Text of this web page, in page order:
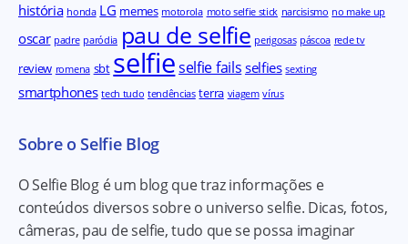
história honda LG memes motorola moto selfie stick narcisismo no make up
oscar padre paródia pau de selfie perigosas páscoa rede tv
review romena sbt selfieselfie fails selfies sexting
smartphones tech tudo tendências terra viagem vírus
Sobre o Selfie Blog
O Selfie Blog é um blog que traz informações e
conteúdos diversos sobre o universo selfie. Dicas, fotos,
câmeras, pau de selfie, tudo que se possa imaginar